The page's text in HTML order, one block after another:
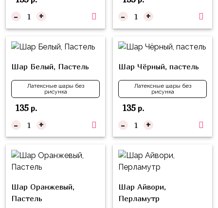
- + - +
Шар Белый, Пастель
Латексные шары без
рисунка
135р.
- +
Шар Чёрный, пастель
Латексные шары без
рисунка
135р.
- +
Шар Оранжевый,
Пастель
Шар Айвори,
Перламутр
Большие
шары
фигуры
Коробка-
сюрприз
Бизнес
Индивидуальная
надпись
на
шар
Буквы
Товары
для
Черепашки-
ниндзя
Фиксики
Котэ
Динозавры
Принцессы
Спорт
Мамы,
Бабушки